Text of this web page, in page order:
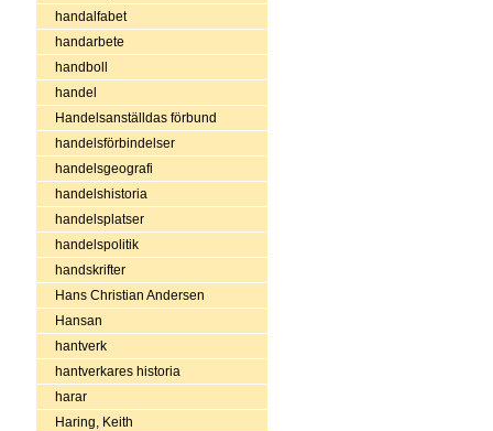
handalfabet
handarbete
handboll
handel
Handelsanställdas förbund
handelsförbindelser
handelsgeografi
handelshistoria
handelsplatser
handelspolitik
handskrifter
Hans Christian Andersen
Hansan
hantverk
hantverkares historia
harar
Haring, Keith